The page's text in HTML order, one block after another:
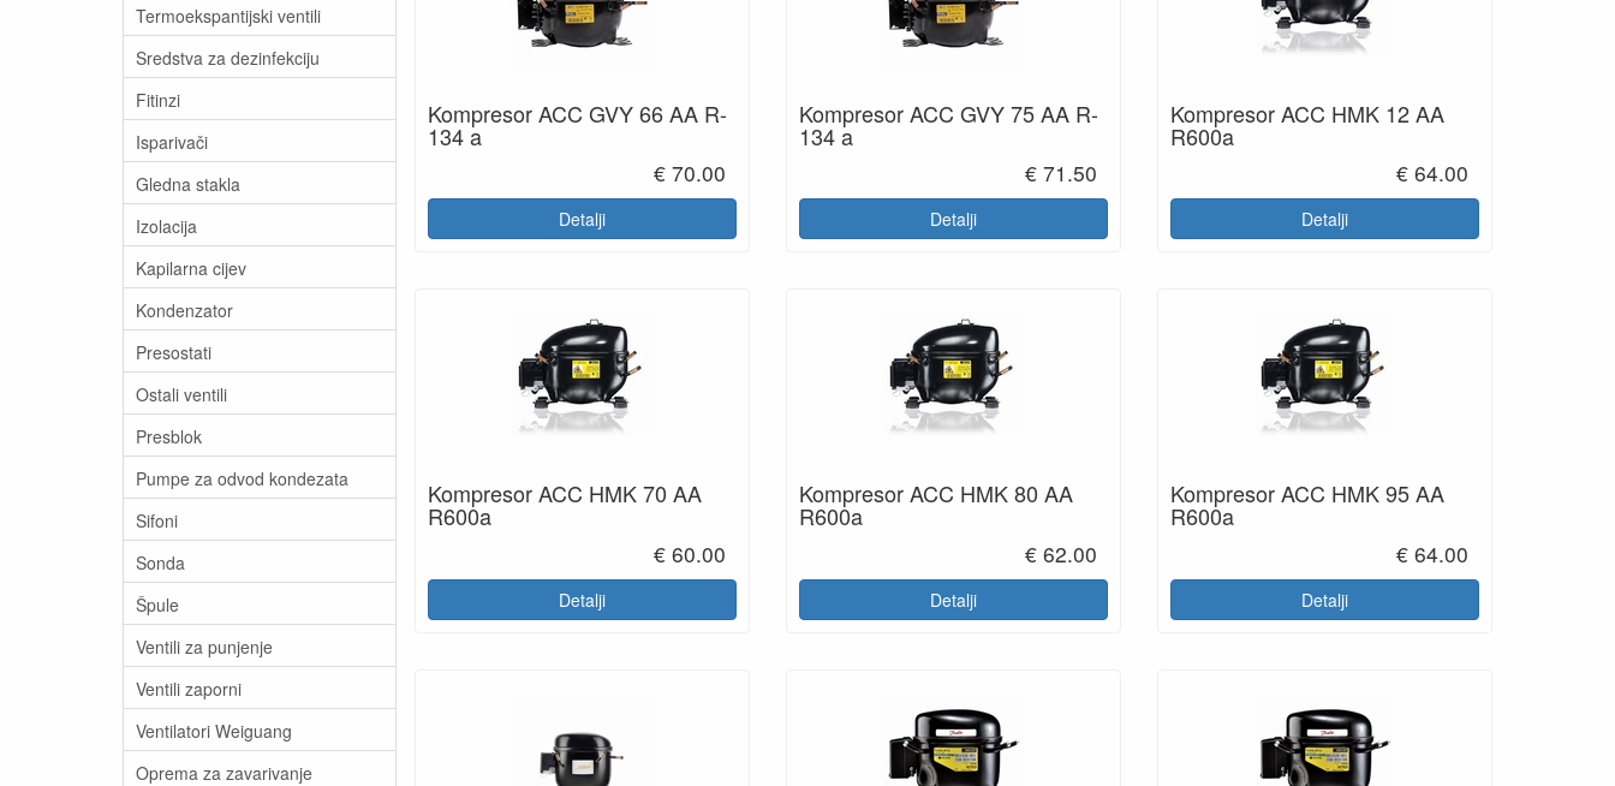
Kompresor ACC GVY 66 AA R-
134 a
€ 70.00
Detalji
Kompresor ACC GVY 75 AA R-
134 a
€ 71.50
Detalji
Kompresor ACC HMK 12 AA
R600a
€ 64.00
Detalji
Kompresor ACC HMK 70 AA
R600a
€ 60.00
Detalji
Kompresor ACC HMK 80 AA
R600a
€ 62.00
Detalji
Kompresor ACC HMK 95 AA
R600a
€ 64.00
Detalji
Termoekspantijski ventili
Sredstva za dezinfekciju
Fitinzi
Isparivači
Gledna stakla
Izolacija
Kapilarna cijev
Kondenzator
Presostati
Ostali ventili
Presblok
Pumpe za odvod kondezata
Sifoni
Sonda
Špule
Ventili za punjenje
Ventili zaporni
Ventilatori Weiguang
Oprema za zavarivanje